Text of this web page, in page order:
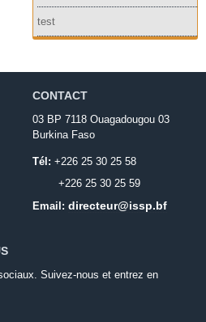
test
CONTACT
03 BP 7118 Ouagadougou 03
Burkina Faso
Tél: +226 25 30 25 58
+226 25 30 25 59
Email: directeur@issp.bf
Suivez-nous et entrez en